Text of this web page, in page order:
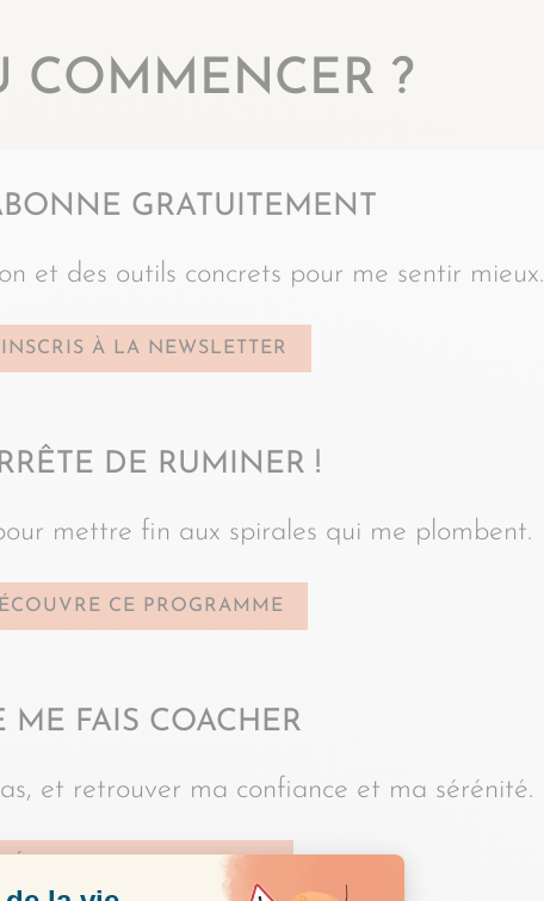
COMMENCER ?
GRATUITEMENT
et des outils concrets pour me sentir mieux.
À LA NEWSLETTER
DE RUMINER !
mettre fin aux spirales qui me plombent.
CE PROGRAMME
ME FAIS COACHER
et retrouver ma confiance et ma sérénité.
DÉCOUVRE LE COACHING